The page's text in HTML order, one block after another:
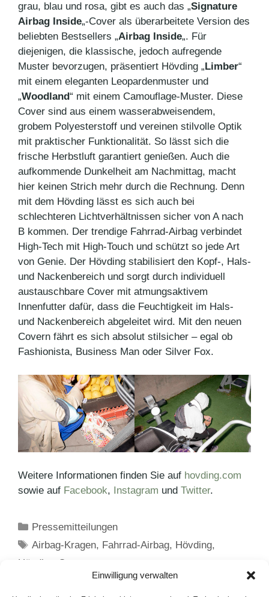
Einwilligung verwalten
grau, blau und rosa, gibt es auch das „Signature
Airbag Inside„-Cover als überarbeitete Version des
beliebten Bestsellers „Airbag Inside„. Für
diejenigen, die klassische, jedoch aufregende
Muster bevorzugen, präsentiert Hövding „ Limber“
mit einem eleganten Leopardenmuster und
„Woodland“ mit einem Camouflage-Muster. Diese
Cover sind aus einem wasserabweisendem,
grobem Polyesterstoff und vereinen stilvolle Optik
mit praktischer Funktionalität. So lässt sich die
frische Herbstluft garantiert genießen. Auch die
aufkommende Dunkelheit am Nachmittag, macht
hier keinen Strich mehr durch die Rechnung. Denn
mit dem Hövding lässt es sich auch bei
schlechteren Lichtverhältnissen sicher von A nach
B kommen. Der trendige Fahrrad-Airbag verbindet
High-Tech mit High-Touch und schützt so jede Art
von Genie. Der Hövding stabilisiert den Kopf-, Hals-
und Nackenbereich und sorgt durch individuell
austauschbare Cover mit atmungsaktivem
Innenfutter dafür, dass die Feuchtigkeit im Hals-
und Nackenbereich abgeleitet wird. Mit den neuen
Covern fährt es sich absolut stilsicher – egal ob
Fashionista, Business Man oder Silver Fox.
Weitere Informationen finden Sie auf hovding.com
sowie auf Facebook, Instagram und Twitter.
Kategorien
Pressemitteilungen
Schlagwörter
Airbag-Kragen, Fahrrad-Airbag, Hövding,
Hövding-Cover
Katharina Fugmann als stellvertretende